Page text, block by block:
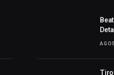
Tiro